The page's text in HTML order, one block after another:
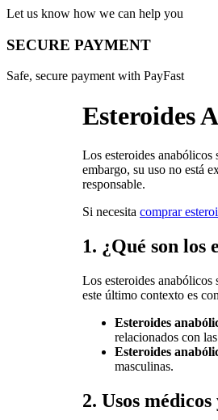
Let us know how we can help you
SECURE PAYMENT
Safe, secure payment with PayFast
Esteroides
Los esteroides
embargo, su uso no está
responsable.
Si necesita comprar
1. ¿Qué son los
Los esteroides anabólicos
este último contexto es
Esteroides
relacionados con
Esteroides
masculinas.
2. Usos